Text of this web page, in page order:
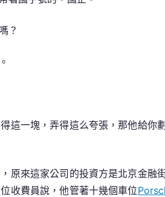
？
這一塊，弄得這么夸張，那他給你
原來這家公司的投資方是北京金融
收費員說，他管著十幾個車位